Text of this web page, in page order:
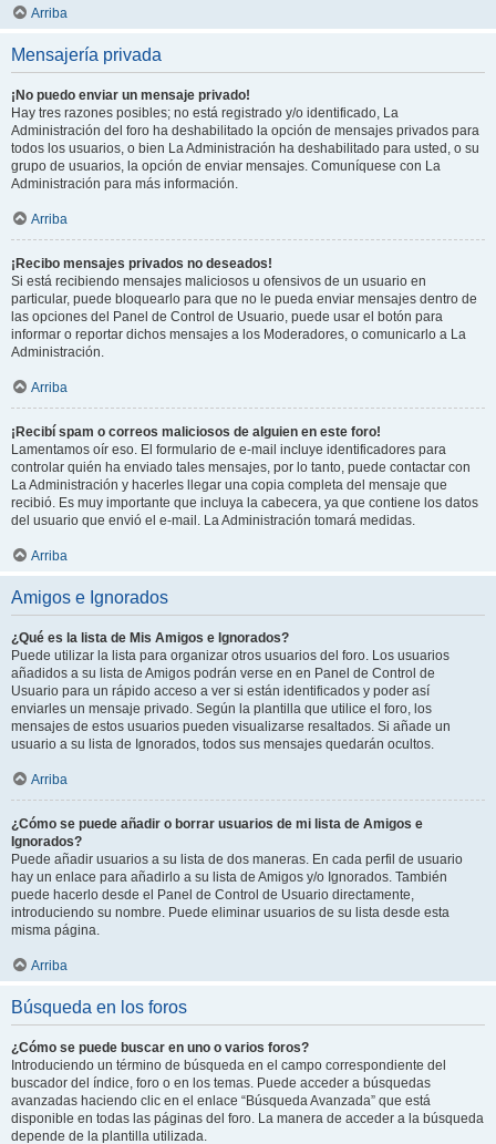
Arriba
Mensajería privada
¡No puedo enviar un mensaje privado!
Hay tres razones posibles; no está registrado y/o identificado, La
Administración del foro ha deshabilitado la opción de mensajes privados para
todos los usuarios, o bien La Administración ha deshabilitado para usted, o su
grupo de usuarios, la opción de enviar mensajes. Comuníquese con La
Administración para más información.
Arriba
¡Recibo mensajes privados no deseados!
Si está recibiendo mensajes maliciosos u ofensivos de un usuario en
particular, puede bloquearlo para que no le pueda enviar mensajes dentro de
las opciones del Panel de Control de Usuario, puede usar el botón para
informar o reportar dichos mensajes a los Moderadores, o comunicarlo a La
Administración.
Arriba
¡Recibí spam o correos maliciosos de alguien en este foro!
Lamentamos oír eso. El formulario de e-mail incluye identificadores para
controlar quién ha enviado tales mensajes, por lo tanto, puede contactar con
La Administración y hacerles llegar una copia completa del mensaje que
recibió. Es muy importante que incluya la cabecera, ya que contiene los datos
del usuario que envió el e-mail. La Administración tomará medidas.
Arriba
Amigos e Ignorados
¿Qué es la lista de Mis Amigos e Ignorados?
Puede utilizar la lista para organizar otros usuarios del foro. Los usuarios
añadidos a su lista de Amigos podrán verse en en Panel de Control de
Usuario para un rápido acceso a ver si están identificados y poder así
enviarles un mensaje privado. Según la plantilla que utilice el foro, los
mensajes de estos usuarios pueden visualizarse resaltados. Si añade un
usuario a su lista de Ignorados, todos sus mensajes quedarán ocultos.
Arriba
¿Cómo se puede añadir o borrar usuarios de mi lista de Amigos e
Ignorados?
Puede añadir usuarios a su lista de dos maneras. En cada perfil de usuario
hay un enlace para añadirlo a su lista de Amigos y/o Ignorados. También
puede hacerlo desde el Panel de Control de Usuario directamente,
introduciendo su nombre. Puede eliminar usuarios de su lista desde esta
misma página.
Arriba
Búsqueda en los foros
¿Cómo se puede buscar en uno o varios foros?
Introduciendo un término de búsqueda en el campo correspondiente del
buscador del índice, foro o en los temas. Puede acceder a búsquedas
avanzadas haciendo clic en el enlace “Búsqueda Avanzada” que está
disponible en todas las páginas del foro. La manera de acceder a la búsqueda
depende de la plantilla utilizada.